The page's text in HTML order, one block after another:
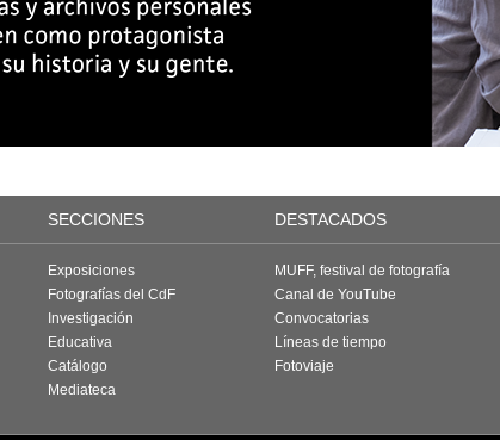
SECCIONES DESTACADOS
Exposiciones
Fotografías del CdF
Investigación
Educativa
Catálogo
Mediateca
MUFF, festival de fotografía
Canal de YouTube
Convocatorias
Líneas de tiempo
Fotoviaje